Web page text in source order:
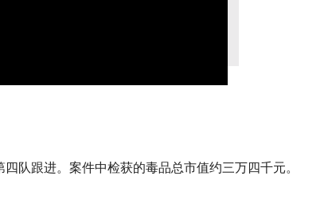
队跟进。案件中检获的毒品总市值约三万四千元。